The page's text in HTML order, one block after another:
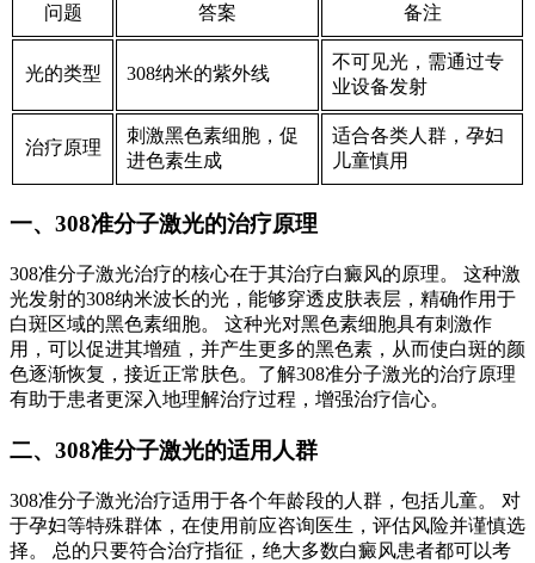
问题 答案 备注
光的类型 308纳米的紫外线
不可见光，需通过专
业设备发射
治疗原理
刺激黑色素细胞，促
进色素生成
适合各类人群，孕妇
儿童慎用
一、308准分子激光的治疗原理
308准分子激光治疗的核心在于其治疗白癜风的原理。 这种激
光发射的308纳米波长的光，能够穿透皮肤表层，精确作用于
白斑区域的黑色素细胞。 这种光对黑色素细胞具有刺激作
用，可以促进其增殖，并产生更多的黑色素，从而使白斑的颜
色逐渐恢复，接近正常肤色。了解308准分子激光的治疗原理
有助于患者更深入地理解治疗过程，增强治疗信心。
二、308准分子激光的适用人群
308准分子激光治疗适用于各个年龄段的人群，包括儿童。 对
于孕妇等特殊群体，在使用前应咨询医生，评估风险并谨慎选
择。 总的只要符合治疗指征，绝大多数白癜风患者都可以考